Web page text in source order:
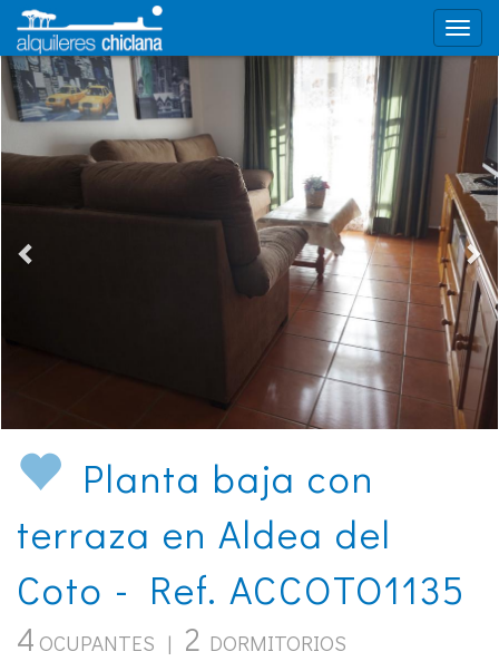
Planta baja con
terraza en Aldea del
Coto - Ref. ACCOTO1135
4 OCUPANTES | 2 DORMITORIOS